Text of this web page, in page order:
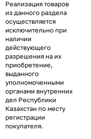
Реализация товаров
из данного раздела
осуществляется
исключительно при
наличии
действующего
разрешения на их
приобретение,
выданного
уполномоченными
органами внутренних
дел Республики
Казахстан по месту
регистрации
покупателя.